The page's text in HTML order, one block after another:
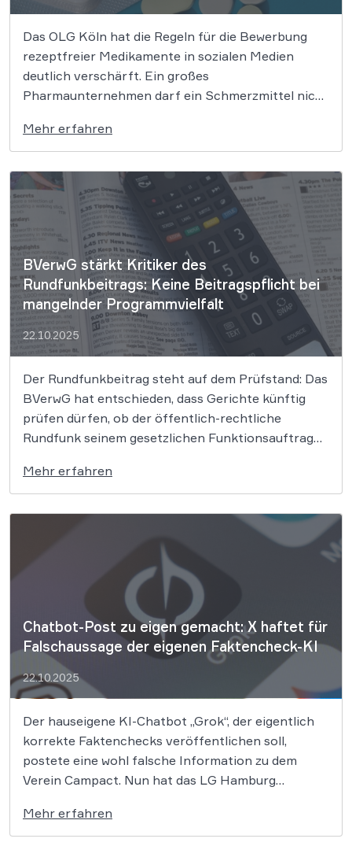
Das OLG Köln hat die Regeln für die Bewerbung
rezeptfreier Medikamente in sozialen Medien
deutlich verschärft. Ein großes
Pharmaunternehmen darf ein Schmerzmittel nicht
Oberlandesgericht (OLG) Köln hat entschieden,
dass eine Influencer-Kampagne gleich doppelt
gegen das Heilmittelwerbegesetz (HWG) verstieß:
Zum einen fehlte der gesetzlich vorgeschriebene
Mehr erfahren
BVerwG stärkt Kritiker des
Rundfunkbeitrags: Keine Beitragspflicht bei
mangelnder Programmvielfalt
22.10.2025
Der Rundfunkbeitrag steht auf dem Prüfstand: Das
BVerwG hat entschieden, dass Gerichte künftig
prüfen dürfen, ob der öffentlich-rechtliche
Rundfunk seinem gesetzlichen Funktionsauftrag
der Programmvielfalt könnte die Beitragspflicht
verfassungswidrig sein. Was bedeutet das konkret?
Das Bundesverwaltungsgericht (BVerwG) hat in
einem Grundsatzurteil entschieden, dass die […]
Mehr erfahren
Chatbot-Post zu eigen gemacht: X haftet für
Falschaussage der eigenen Faktencheck-KI
22.10.2025
Der hauseigene KI-Chatbot „Grok“, der eigentlich
korrekte Faktenchecks veröffentlichen soll,
postete eine wohl falsche Information zu dem
Verein Campact. Nun hat das LG Hamburg
haften muss. Das Landgericht (LG) Hamburg hat es
dem sozialen Netzwerk X (betrieben von der X.AI
Mehr erfahren